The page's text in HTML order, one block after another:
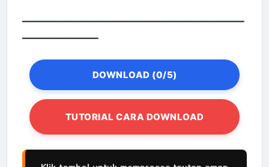
DOWNLOAD (0/5)
TUTORIAL CARA DOWNLOAD